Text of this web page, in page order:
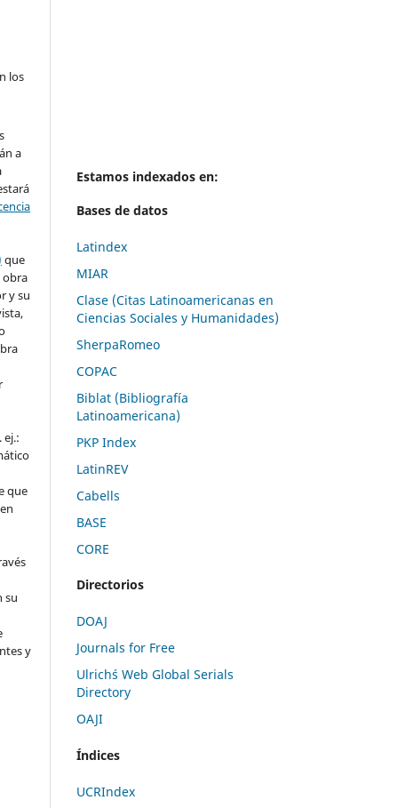
los
a
que
y su
ej.:
que
su
y
Estamos indexados en:
Bases de datos
Latindex
MIAR
Clase (Citas Latinoamericanas en
Ciencias Sociales y Humanidades)
SherpaRomeo
COPAC
Biblat (Bibliografía
Latinoamericana)
PKP Index
LatinREV
Cabells
BASE
CORE
Directorios
DOAJ
Journals for Free
Ulrich´s Web Global Serials
Directory
OAJI
Índices
UCRIndex